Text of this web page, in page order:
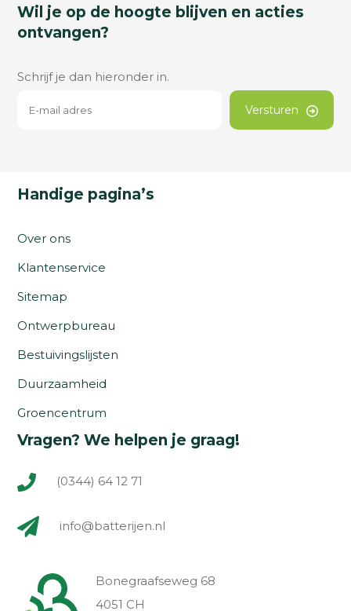
Wil je op de hoogte blijven en acties
ontvangen?
Schrijf je dan hieronder in.
Versturen
Handige pagina’s
Over ons
Klantenservice
Sitemap
Ontwerpbureau
Bestuivingslijsten
Duurzaamheid
Groencentrum
Vragen? We helpen je graag!
(0344) 64 12 71
info@batterijen.nl
Bonegraafseweg 68
4051 CH